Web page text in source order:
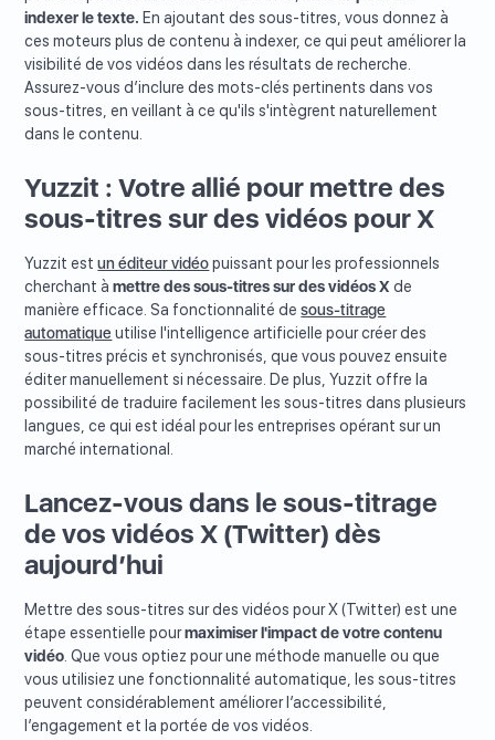
indexer le texte. En ajoutant des sous-titres, vous donnez à
ces moteurs plus de contenu à indexer, ce qui peut améliorer la
visibilité de vos vidéos dans les résultats de recherche.
Assurez-vous d’inclure des mots-clés pertinents dans vos
sous-titres, en veillant à ce qu'ils s'intègrent naturellement
dans le contenu.
Yuzzit : Votre allié pour mettre des
sous-titres sur des vidéos pour X
Yuzzit estun éditeur vidéopuissant pour les professionnels
cherchant àmettre des sous-titres sur des vidéos X de
manière efficace. Sa fonctionnalité desous-titrage
automatiqueutilise l'intelligence artificielle pour créer des
sous-titres précis et synchronisés, que vous pouvez ensuite
éditer manuellement si nécessaire. De plus, Yuzzit offre la
possibilité de traduire facilement les sous-titres dans plusieurs
langues, ce qui est idéal pour les entreprises opérant sur un
marché international.
Lancez-vous dans le sous-titrage
de vos vidéos X (Twitter) dès
aujourd’hui
Mettre des sous-titres sur des vidéos pour X (Twitter) est une
étape essentielle pourmaximiser l'impact de votre contenu
vidéo . Que vous optiez pour une méthode manuelle ou que
vous utilisiez une fonctionnalité automatique, les sous-titres
peuvent considérablement améliorer l’accessibilité,
l’engagement et la portée de vos vidéos.